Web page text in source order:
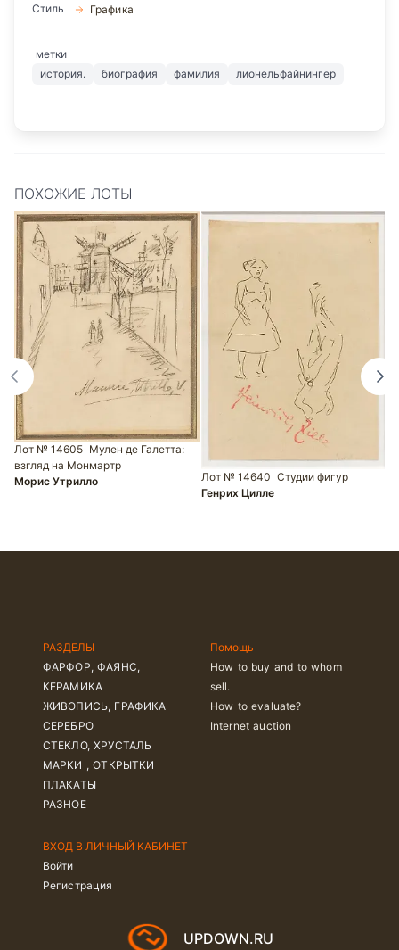
Стиль Графика
метки
история.
биография фамилия лионельфайнингер
ПОХОЖИЕ ЛОТЫ
Лот № 14605 Мулен де Галетта:
взгляд на Монмартр
Морис Утрилло
Лот № 14640 Студии фигур
Генрих Цилле
РАЗДЕЛЫ
ФАРФОР, ФАЯНС,
КЕРАМИКА
ЖИВОПИСЬ, ГРАФИКА
СЕРЕБРО
СТЕКЛО, ХРУСТАЛЬ
МАРКИ , ОТКРЫТКИ
ПЛАКАТЫ
РАЗНОЕ
Помощь
How to buy and to whom
sell.
How to evaluate?
Internet auction
ВХОД В ЛИЧНЫЙ КАБИНЕТ
Войти
Регистрация
UPDOWN.RU